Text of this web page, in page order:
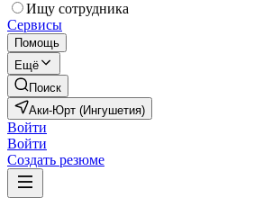
Ищу сотрудника
Сервисы
Помощь
Ещё
Поиск
Аки-Юрт (Ингушетия)
Войти
Войти
Создать резюме